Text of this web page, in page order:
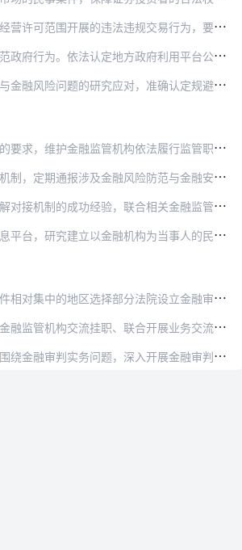
规交易行为，要严格依照相关法律和行政法规的禁…
政府利用平台公司融资、政府和社会资本合作（P…
准确认定规避国家外汇管制政策的跨境投资行为…
依法履行监管职责。依法审理涉及金融监管机构履…
险防范与金融安全的重要案件情况，强化金融监管…
合相关金融监管机构、行业协会和投资者保护机构…
为当事人的民商事案件信息管理系统，实时反映…
法院设立金融审判庭，探索实行金融案件的集中管…
合开展业务交流等金融审判专业人才的培养机制，…
入开展金融审判的理论研究，为金融审判提供智力…